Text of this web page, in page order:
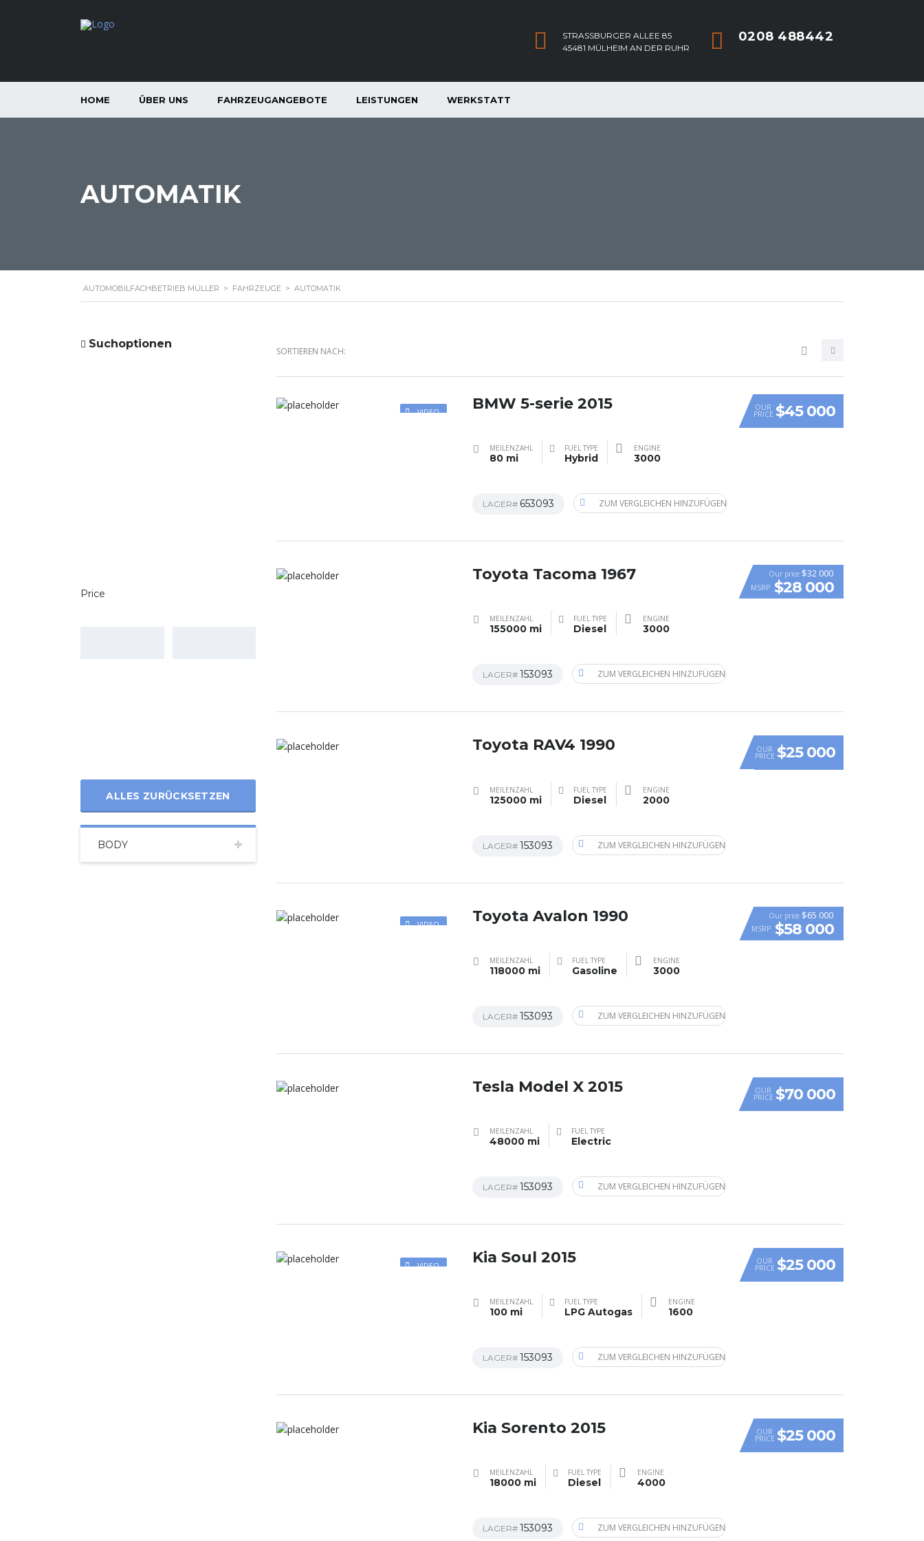
0208 488442
STRASSBURGER ALLEE 85
45481 MÜLHEIM AN DER RUHR
HOME ÜBER UNS FAHRZEUGANGEBOTE LEISTUNGEN WERKSTATT
AUTOMATIK
AUTOMOBILFACHBETRIEB MÜLLER > FAHRZEUGE > AUTOMATIK
Suchoptionen
Price
ALLES ZURÜCKSETZEN
BODY
SORTIEREN NACH:
VIDEO OUR
PRICE $45 000
BMW 5-serie 2015
MEILENZAHL
80 mi
FUEL TYPE
Hybrid
ENGINE
3000
LAGER# 653093 ZUM VERGLEICHEN HINZUFÜGEN
Our price $32 000
MSRP $28 000
Toyota Tacoma 1967
MEILENZAHL
155000 mi
FUEL TYPE
Diesel
ENGINE
3000
LAGER# 153093 ZUM VERGLEICHEN HINZUFÜGEN
OUR
PRICE $25 000
Toyota RAV4 1990
MEILENZAHL
125000 mi
FUEL TYPE
Diesel
ENGINE
2000
LAGER# 153093 ZUM VERGLEICHEN HINZUFÜGEN
VIDEO
Our price $65 000
MSRP $58 000
Toyota Avalon 1990
MEILENZAHL
118000 mi
FUEL TYPE
Gasoline
ENGINE
3000
LAGER# 153093 ZUM VERGLEICHEN HINZUFÜGEN
OUR
PRICE $70 000
Tesla Model X 2015
MEILENZAHL
48000 mi
FUEL TYPE
Electric
LAGER# 153093 ZUM VERGLEICHEN HINZUFÜGEN
VIDEO OUR
PRICE $25 000
Kia Soul 2015
MEILENZAHL
100 mi
FUEL TYPE
LPG Autogas
ENGINE
1600
LAGER# 153093 ZUM VERGLEICHEN HINZUFÜGEN
OUR
PRICE $25 000
Kia Sorento 2015
MEILENZAHL
18000 mi
FUEL TYPE
Diesel
ENGINE
4000
LAGER# 153093 ZUM VERGLEICHEN HINZUFÜGEN